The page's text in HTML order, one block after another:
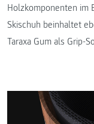
Holzkomponenten im
Skischuh beinhaltet
Taraxa Gum als Grip-